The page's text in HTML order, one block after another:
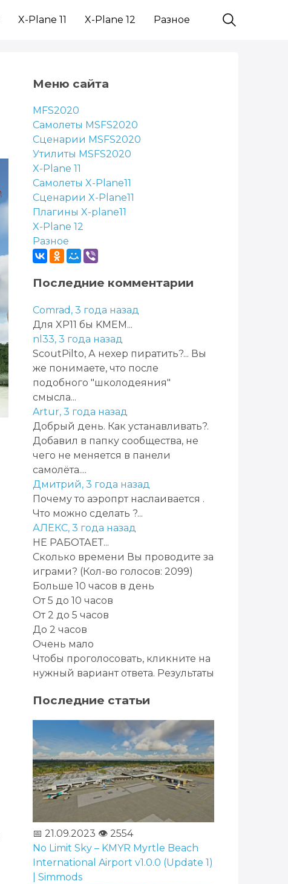
X-Plane 11 X-Plane 12 Разное
Меню сайта
MFS2020
Самолеты MSFS2020
Сценарии MSFS2020
Утилиты MSFS2020
X-Plane 11
Самолеты X-Plane11
Сценарии X-Plane11
Плагины X-plane11
X-Plane 12
Разное
Последние комментарии
Comrad, 3 года назад
Для XP11 бы KMEM...
nl33, 3 года назад
ScoutPilto, А нехер пиратить?... Вы
же понимаете, что после
подобного "школодеяния"
смысла...
Artur, 3 года назад
Добрый день. Как устанавливать?.
Добавил в папку сообщества, не
чего не меняется в панели
самолёта....
Дмитрий, 3 года назад
Почему то аэропрт наслаивается .
Что можно сделать ?...
АЛЕКС, 3 года назад
НЕ РАБОТАЕТ...
Сколько времени Вы проводите за
играми? (Кол-во голосов: 2099)
Больше 10 часов в день
От 5 до 10 часов
От 2 до 5 часов
До 2 часов
Очень мало
Чтобы проголосовать, кликните на
нужный вариант ответа. Результаты
Последние статьи
📅 21.09.2023 👁️ 2554
No Limit Sky – KMYR Myrtle Beach
International Airport v1.0.0 (Update 1)
| Simmods